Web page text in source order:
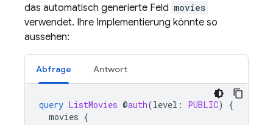
das automatisch generierte Feld movies
verwendet. Ihre Implementierung könnte so
aussehen:
Abfrage Antwort
query ListMovies @auth(level : PUBLIC)
{
movies {